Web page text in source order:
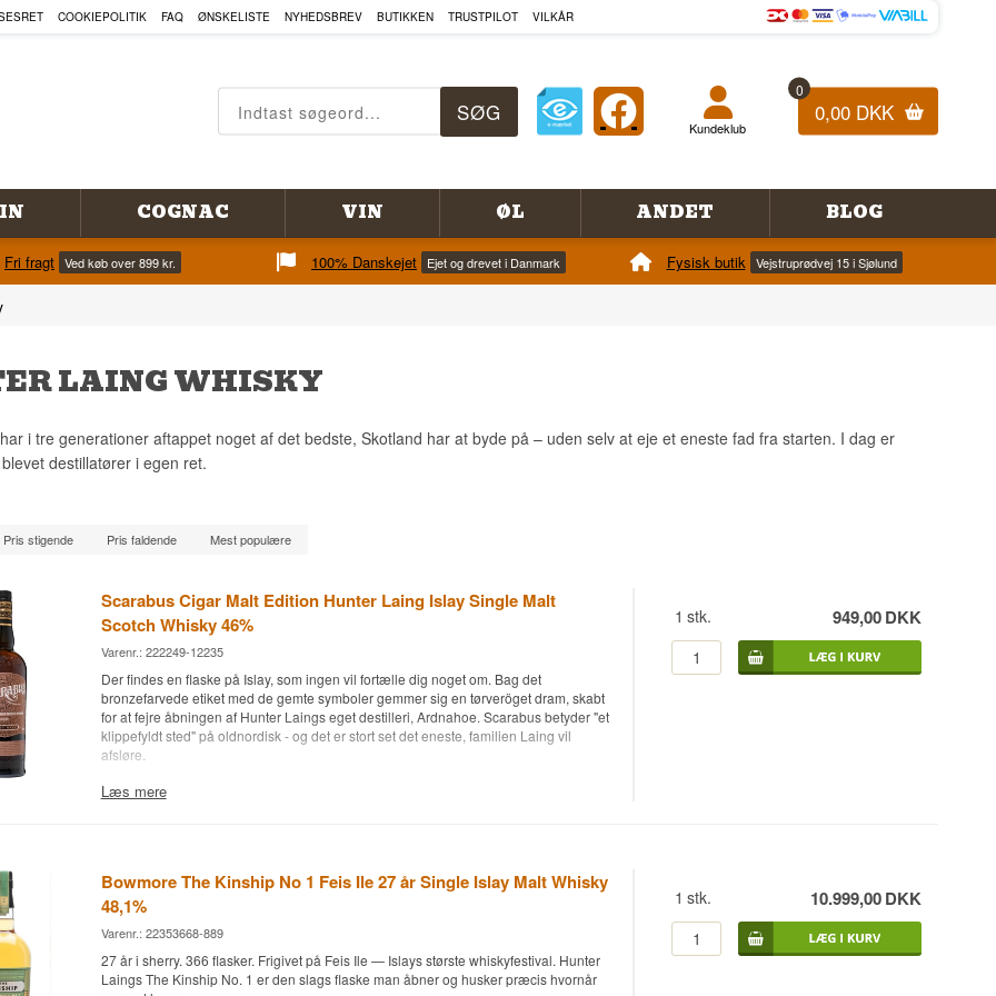
COOKIEPOLITIK FAQ ØNSKELISTE NYHEDSBREV BUTIKKEN TRUSTPILOT VILKÅR
0
0,00 DKK
Kundeklub
COGNAC VIN ØL ANDET BLOG
Fri fragt Ved køb over 899 kr. 100% Danskejet Ejet og drevet i Danmark Fysisk butik Vejstruprødvej 15 i Sjølund
LAING WHISKY
i tre generationer aftappet noget af det bedste, Skotland har at byde på – uden selv at eje et eneste fad fra starten. I dag er
destillatører i egen ret.
Pris stigende Pris faldende Mest populære
Scarabus Cigar Malt Edition Hunter Laing Islay Single Malt
Scotch Whisky 46%
Varenr.: 222249-12235
Der findes en flaske på Islay, som ingen vil fortælle dig noget om. Bag det
bronzefarvede etiket med de gemte symboler gemmer sig en tørveröget dram, skabt
for at fejre åbningen af Hunter Laings eget destilleri, Ardnahoe. Scarabus betyder "et
klippefyldt sted" på oldnordisk - og det er stort set det eneste, familien Laing vil
afsløre.
Ekspertens beskrivelse
Scarabus Cigar Malt er den nyeste tilføjelse til Hunter Laings Scarabus-serie, og den
skiller sig ud fra de øvrige udgaver ved sin fadsammensætning. Hvor grundudgaven
holder sig til klassisk lagring, får Cigar Malt lov at modnes parallelt i tre forskellige
fadtyper på samme tid - Oloroso, Pedro Ximénez og Ruby Port - som hver især
lægger deres eget lag oven på den karakteristiske Islay-tørv. Destilleriet bag er ikke
navngivet, sådan som det er tradition for hele Scarabus-kollektionen, men tørvens
Læs mere
1 stk. 949,00DKK
Bowmore The Kinship No 1 Feis Ile 27 år Single Islay Malt Whisky
48,1%
Varenr.: 22353668-889
27 år i sherry. 366 flasker. Frigivet på Feis Ile — Islays største whiskyfestival. Hunter
Laings The Kinship No. 1 er den slags flaske man åbner og husker præcis hvornår
1 stk. 10.999,00DKK